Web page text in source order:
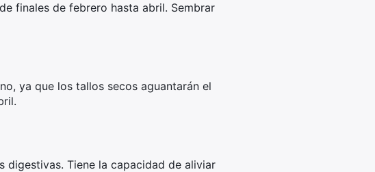
finales de febrero hasta abril. Sembrar
ya que los tallos secos aguantarán el
Tiene la capacidad de aliviar